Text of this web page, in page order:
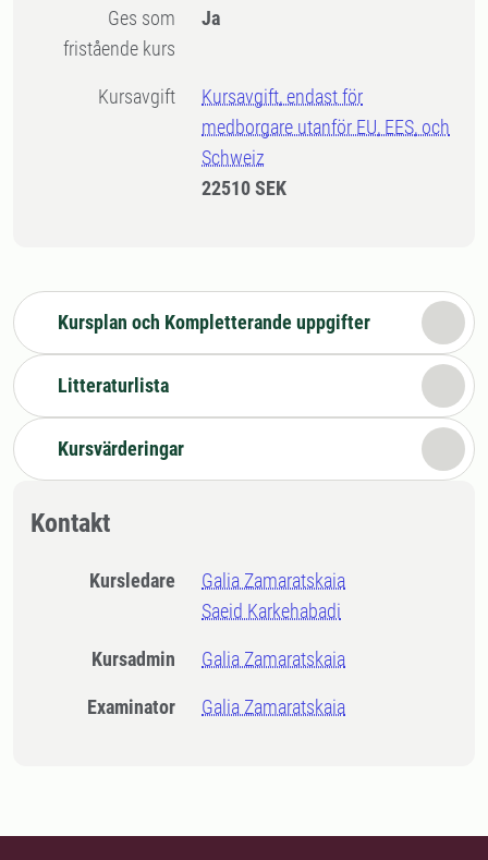
Ges som
fristående kurs
Ja
Kursavgift
Kursavgift, endast för
medborgare utanför EU, EES, och
Schweiz
22510 SEK
Kursplan och Kompletterande uppgifter
Litteraturlista
Kursvärderingar
Kontakt
Kursledare
Galia Zamaratskaia
Saeid Karkehabadi
Kursadmin Galia Zamaratskaia
Examinator Galia Zamaratskaia